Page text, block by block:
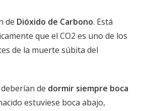
de Dióxido de Carbono. Está
que el CO2 es uno de los
de la muerte súbita del
de dormir siempre boca
estuviese boca abajo,